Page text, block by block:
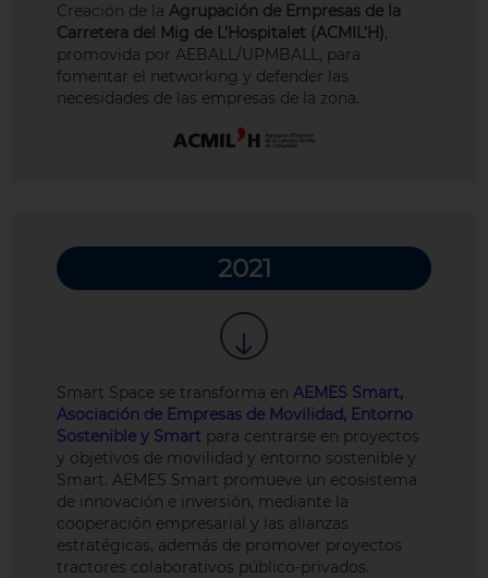
Creación de la Agrupación de Empresas de la
Carretera del Mig de L’Hospitalet (ACMIL’H),
promovida por AEBALL/UPMBALL, para
fomentar el networking y defender las
necesidades de las empresas de la zona.
2021
Smart Space se transforma en AEMES Smart,
Asociación de Empresas de Movilidad, Entorno
Sostenible y Smart para centrarse en proyectos
y objetivos de movilidad y entorno sostenible y
Smart. AEMES Smart promueve un ecosistema
de innovación e inversión, mediante la
cooperación empresarial y las alianzas
estratégicas, además de promover proyectos
tractores colaborativos público-privados.